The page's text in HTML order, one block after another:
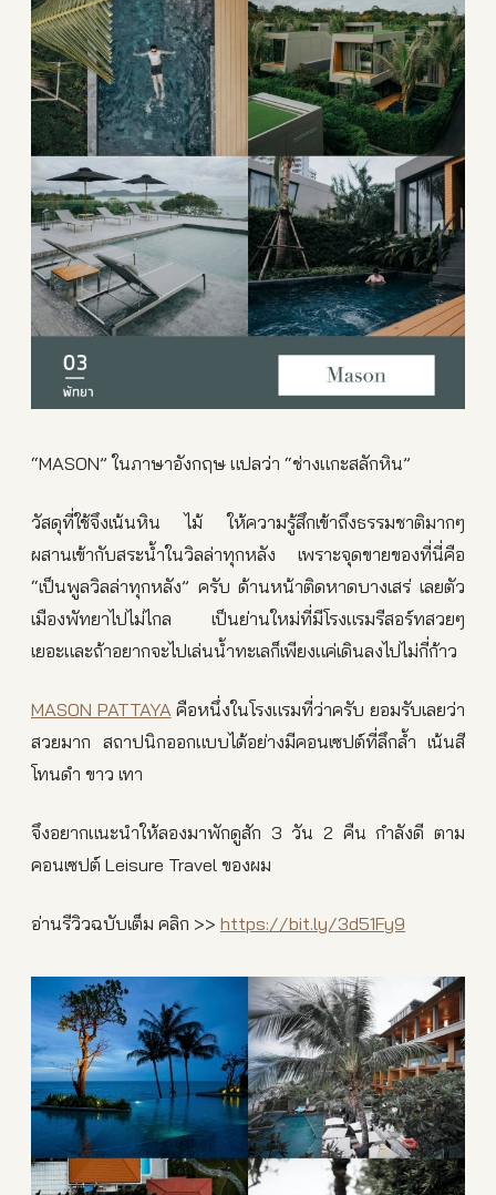
“MASON” ในภาษาอังกฤษ แปลว่า “ช่างแกะสลักหิน”
วัสดุที่ใช้จึงเน้นหิน ไม้ ให้ความรู้สึกเข้าถึงธรรมชาติมากๆ
ผสานเข้ากับสระน้ำในวิลล่าทุกหลัง เพราะจุดขายของที่นี่คือ
“เป็นพูลวิลล่าทุกหลัง” ครับ ด้านหน้าติดหาดบางเสร่ เลยตัว
เมืองพัทยาไปไม่ไกล เป็นย่านใหม่ที่มีโรงแรมรีสอร์ทสวยๆ
เยอะและถ้าอยากจะไปเล่นน้ำทะเลก็เพียงแค่เดินลงไปไม่กี่ก้าว
MASON PATTAYA คือหนึ่งในโรงแรมที่ว่าครับ ยอมรับเลยว่า
สวยมาก สถาปนิกออกแบบได้อย่างมีคอนเซปต์ที่ลึกล้ำ เน้นสี
โทนดำ ขาว เทา
จึงอยากแนะนำให้ลองมาพักดูสัก 3 วัน 2 คืน กำลังดี ตาม
คอนเซปต์ Leisure Travel ของผม
อ่านรีวิวฉบับเต็ม คลิก >> https://bit.ly/3d51Fy9